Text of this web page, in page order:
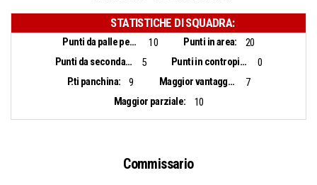
STATISTICHE DI SQUADRA:
Punti da palle perse: 10 Punti in area:
20
Punti da seconda opportunità:
5 Punti in contropiede:
0
P.ti panchina:
9 Maggior vantaggio:
7
Maggior parziale:
10
Commissario